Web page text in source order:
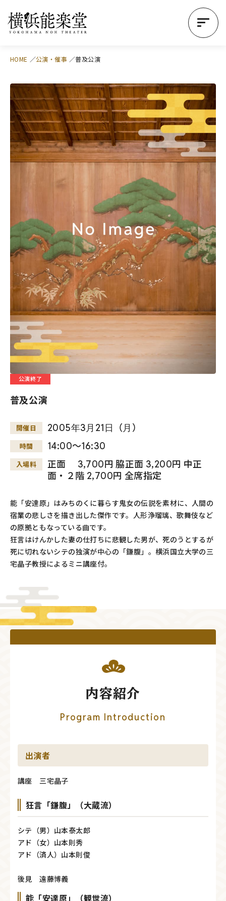
HOME 公演・催事 普及公演
公演終了
普及公演
開催日 2005年3月 21日 （月 ）
時間 14:00～16:30
入場料
正面 3,700円 脇正面 3,200円 中正
面・２階 2,700円 全席指定
能「安達原」はみちのくに暮らす鬼女の伝説を素材に、人間の
宿業の悲しさを描き出した傑作です。人形浄瑠璃、歌舞伎など
の原拠ともなっている曲です。
狂言はけんかした妻の仕打ちに悲観した男が、死のうとするが
死に切れないシテの独演が中心の「鎌腹」。横浜国立大学の三
宅晶子教授によるミニ講座付。
内容紹介
Program Introduction
出演者
講座 三宅晶子
狂言「鎌腹」（大蔵流）
シテ（男）山本泰太郎
アド（女）山本則秀
アド（済人）山本則俊
後見 遠藤博義
能「安達原」（観世流）